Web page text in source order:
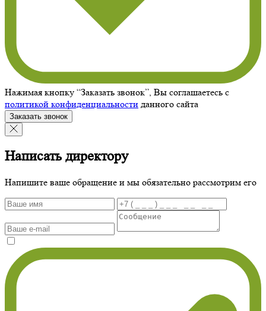
Нажимая кнопку “Заказать звонок”, Вы соглашаетесь с
политикой конфиденциальности данного сайта
Заказать звонок
Написать директору
Напишите ваше обращение и мы обязательно рассмотрим его